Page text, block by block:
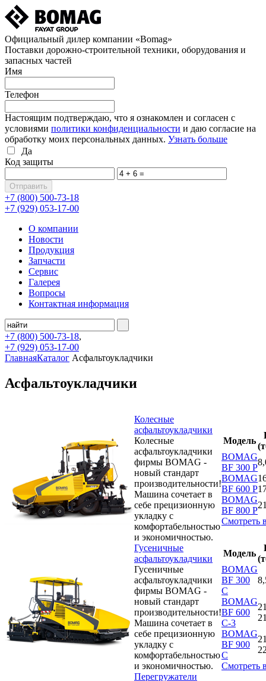
Официальный дилер компании «Bomag»
Поставки дорожно-строительной техники, оборудования и
запасных частей
Имя
Телефон
Настоящим подтверждаю, что я ознакомлен и согласен с
условиями политики конфиденциальности и даю согласие на
обработку моих персональных данных. Узнать больше
Да
Код защиты
+7 (800) 500-73-18
+7 (929) 053-17-00
О компании
Новости
Продукция
Запчасти
Сервис
Галерея
Вопросы
Контактная информация
+7 (800) 500-73-18,
+7 (929) 053-17-00
ГлавнаяКаталог Асфальтоукладчики
Асфальтоукладчики
Колесные
асфальтоукладчики
Колесные
асфальтоукладчики
фирмы BOMAG -
новый стандарт
производительности!
Машина сочетает в
себе прецизионную
укладку с
комфортабельностью
и экономичностью.
Модель
BOMAG
BF 300 P
BOMAG
BF 600 P
BOMAG
BF 800 P
Смотреть
Гусеничные
асфальтоукладчики
Гусеничные
асфальтоукладчики
фирмы BOMAG -
новый стандарт
производительности!
Машина сочетает в
себе прецизионную
укладку с
комфортабельностью
и экономичностью.
Модель
BOMAG
BF 300
C
BOMAG
BF 600
C-3
BOMAG
BF 900
C
Смотреть
Перегружатели